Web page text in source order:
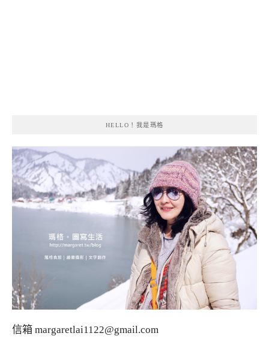
HELLO！我是瑪格
信箱 margaretlai1122@gmail.com